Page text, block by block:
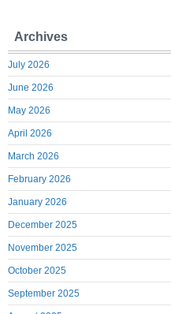
Archives
July 2026
June 2026
May 2026
April 2026
March 2026
February 2026
January 2026
December 2025
November 2025
October 2025
September 2025